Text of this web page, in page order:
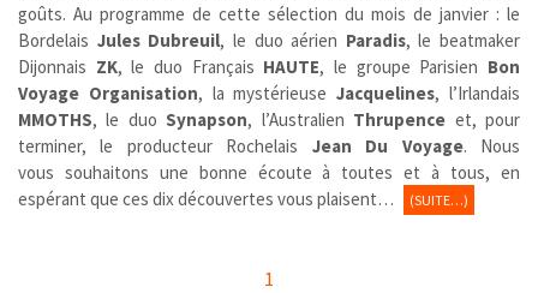
goûts. Au programme de cette sélection du mois de janvier : le
Bordelais Jules Dubreuil, le duo aérien Paradis, le beatmaker
Dijonnais ZK, le duo Français HAUTE, le groupe Parisien Bon
Voyage Organisation, la mystérieuseJacquelines, l’Irlandais
MMOTHS, le duoSynapson, l’Australien Thrupence et, pour
terminer, le producteur Rochelais Jean Du Voyage. Nous
vous souhaitons une bonne écoute à toutes et à tous, en
espérant que ces dix découvertes vous plaisent…
(SUITE…)
1